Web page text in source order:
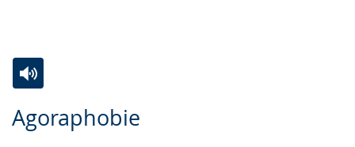
Agoraphobie
Leichten
Audio-
Video